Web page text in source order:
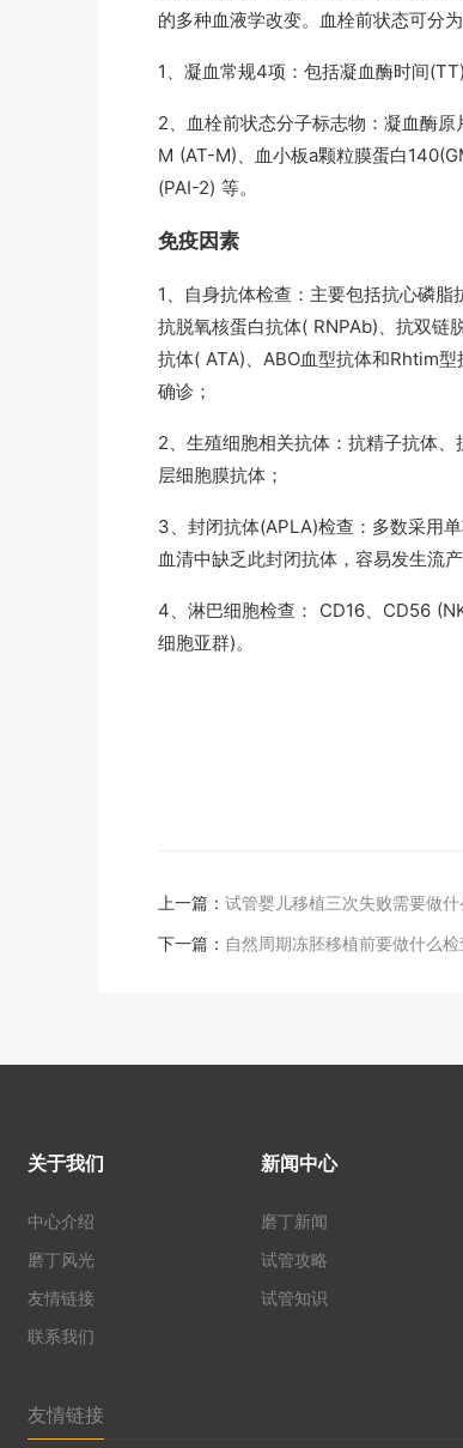
的多种血液学改变。血栓前状态可分
1、凝血常规4项：包括凝血酶时间
2、血栓前状态分子标志物：凝血酶
M (AT-M)、血小板a颗粒膜蛋白
(PAI-2) 等。
免疫因素
1、自身抗体检查：主要包括抗心磷脂
抗脱氧核蛋白抗体( RNPAb)、抗双
抗体( ATA)、ABO血型抗体和Rhtim
确诊；
2、生殖细胞相关抗体：抗精子抗体
层细胞膜抗体；
3、封闭抗体(APLA)检查：多数采用
血清中缺乏此封闭抗体，容易发生流产
4、淋巴细胞检查： CD16、CD56
细胞亚群)。
上一篇： 试管婴儿移植三次失败需要做
下一篇： 自然周期冻胚移植前要做什么检
关于我们
中心介绍
磨丁风光
友情链接
联系我们
新闻中心
磨丁新闻
试管攻略
试管知识
友情链接